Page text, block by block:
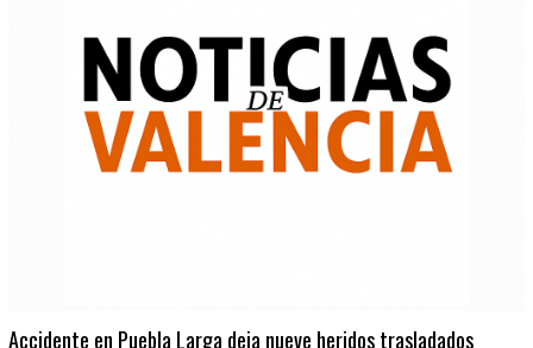
Accidente en Puebla Larga deja nueve heridos trasladados